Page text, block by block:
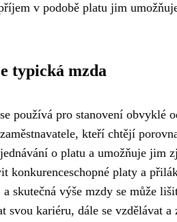
v podobě platu jim
typická mzda
používá pro stanovení obvyklé
kteří chtějí
o platu a umožňuje jim
konkurenceschopné platy a
skutečná výše mzdy se může
svou kariéru, dále se vzdělávat